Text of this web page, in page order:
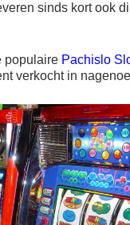
sinds kort ook
populaire Pachislo
verkocht in